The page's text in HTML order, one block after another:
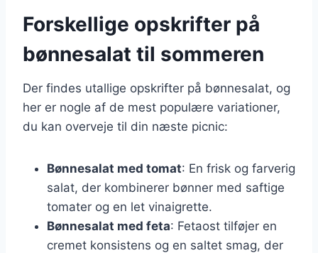
Forskellige opskrifter på
bønnesalat til sommeren
Der findes utallige opskrifter på bønnesalat, og
her er nogle af de mest populære variationer,
du kan overveje til din næste picnic:
Bønnesalat med tomat: En frisk og farverig
salat, der kombinerer bønner med saftige
tomater og en let vinaigrette.
Bønnesalat med feta: Fetaost tilføjer en
cremet konsistens og en saltet smag, der